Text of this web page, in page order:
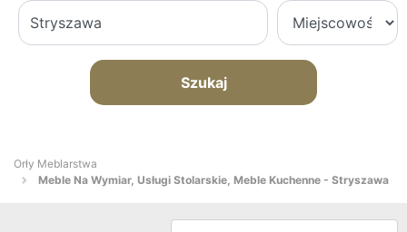
Szukaj
Orły Meblarstwa
Meble Na Wymiar, Usługi Stolarskie, Meble Kuchenne - Stryszawa